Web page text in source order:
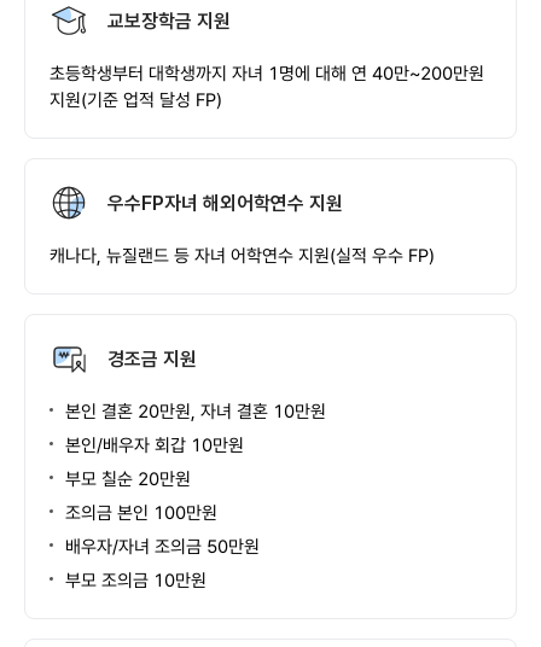
교보장학금 지원
초등학생부터 대학생까지 자녀 1명에 대해 연 40만~200만원
지원(기준 업적 달성 FP)
우수FP자녀 해외어학연수 지원
캐나다, 뉴질랜드 등 자녀 어학연수 지원(실적 우수 FP)
경조금 지원
본인 결혼 20만원, 자녀 결혼 10만원
본인/배우자 회갑 10만원
부모 칠순 20만원
조의금 본인 100만원
배우자/자녀 조의금 50만원
부모 조의금 10만원